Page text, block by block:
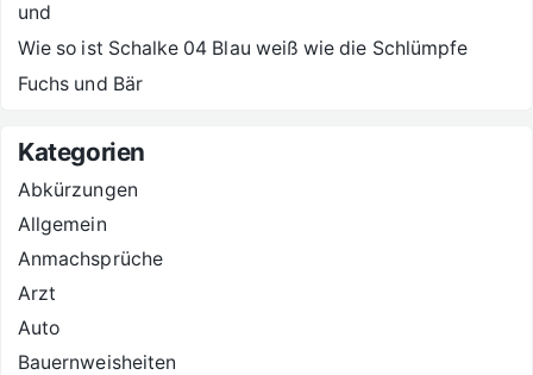
und
Wie so ist Schalke 04 Blau weiß wie die Schlümpfe
Fuchs und Bär
Kategorien
Abkürzungen
Allgemein
Anmachsprüche
Arzt
Auto
Bauernweisheiten